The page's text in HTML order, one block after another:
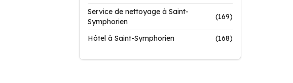
Service de nettoyage à Saint-
Symphorien
(169)
Hôtel à Saint-Symphorien (168)